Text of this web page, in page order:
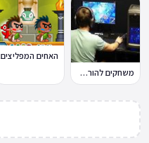
משחקים להורדה למחשב
האחים המפליצים